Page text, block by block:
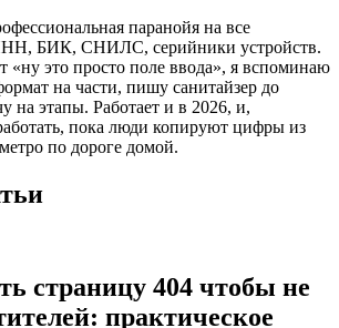
паранойя на все
БИК, СНИЛС, серийники устройств.
«ну это просто поле ввода», я вспоминаю
на части, пишу санитайзер до
на этапы. Работает и в 2026, и,
пока люди копируют цифры из
по дороге домой.
страницу 404 чтобы не
практическое